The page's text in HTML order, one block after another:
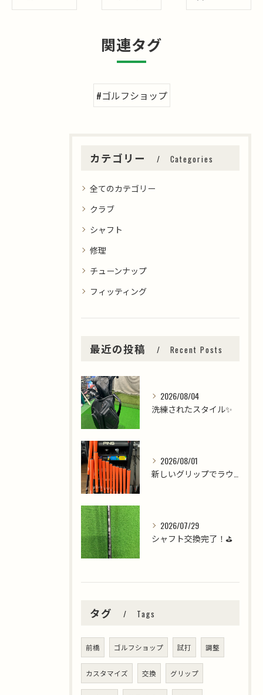
関連タグ
#ゴルフショップ
カテゴリー Categories
全てのカテゴリー
クラブ
シャフト
修理
チューンナップ
フィッティング
最近の投稿 Recent Posts
2026/08/04
洗練されたスタイル✨
2026/08/01
2026/07/29
シャフト交換完了！⛳️
タグ Tags
前橋 ゴルフショップ 試打 調整
カスタマイズ 交換 グリップ